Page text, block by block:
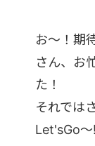
お～！期
さん、お
た！
それでは
Let'sGo～!